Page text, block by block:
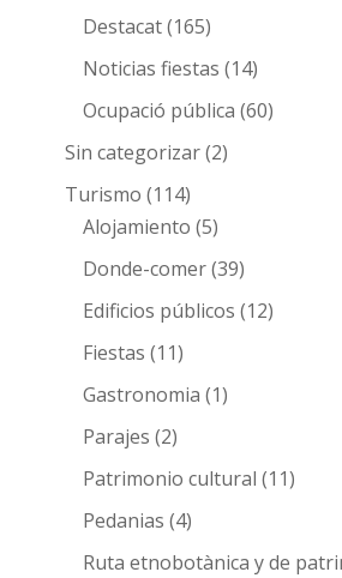
Destacat(165)
Noticias fiestas (14)
Ocupació pública (60)
Sin categorizar(2)
Turismo (114)
Alojamiento (5)
Donde-comer(39)
Edificios públicos (12)
Fiestas (11)
Gastronomia (1)
Parajes (2)
Patrimonio cultural (11)
Pedanias (4)
Ruta etnobotànica y de